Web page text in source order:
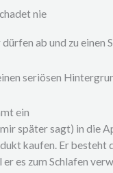
nie
ab und zu einen
seriösen
ein
später sagt) in die
kaufen. Er besteht
es zum Schlafen